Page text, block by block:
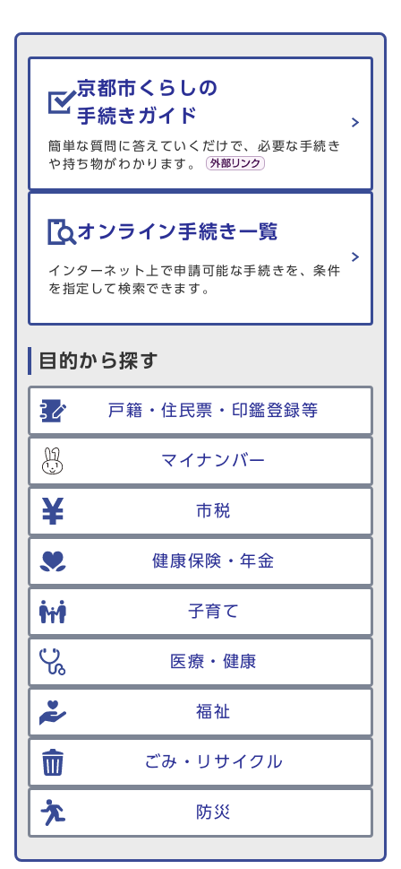
生活情報を探す
京都市くらしの
手続きガイド
簡単な質問に答えていくだけで、必要な手続き
や持ち物がわかります。
オンライン手続き一覧
インターネット上で申請可能な手続きを、条件
を指定して検索できます。
目的から探す
戸籍・住民票・印鑑登録等
マイナンバー
市税
健康保険・年金
子育て
医療・健康
福祉
ごみ・リサイクル
防災